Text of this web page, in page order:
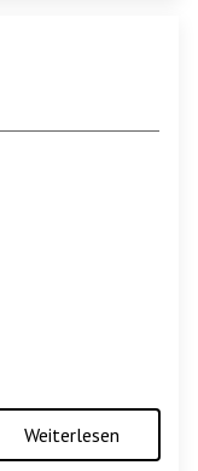
Weiterlesen